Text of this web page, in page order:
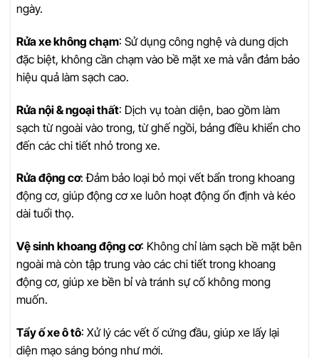
ngày.
Rửa xe không chạm: Sử dụng công nghệ và dung dịch
đặc biệt, không cần chạm vào bề mặt xe mà vẫn đảm bảo
hiệu quả làm sạch cao.
Rửa nội & ngoại thất: Dịch vụ toàn diện, bao gồm làm
sạch từ ngoài vào trong, từ ghế ngồi, bảng điều khiển cho
đến các chi tiết nhỏ trong xe.
Rửa động cơ: Đảm bảo loại bỏ mọi vết bẩn trong khoang
động cơ, giúp động cơ xe luôn hoạt động ổn định và kéo
dài tuổi thọ.
Vệ sinh khoang động cơ: Không chỉ làm sạch bề mặt bên
ngoài mà còn tập trung vào các chi tiết trong khoang
động cơ, giúp xe bền bỉ và tránh sự cố không mong
muốn.
Tẩy ố xe ô tô: Xử lý các vết ố cứng đầu, giúp xe lấy lại
diện mạo sáng bóng như mới.